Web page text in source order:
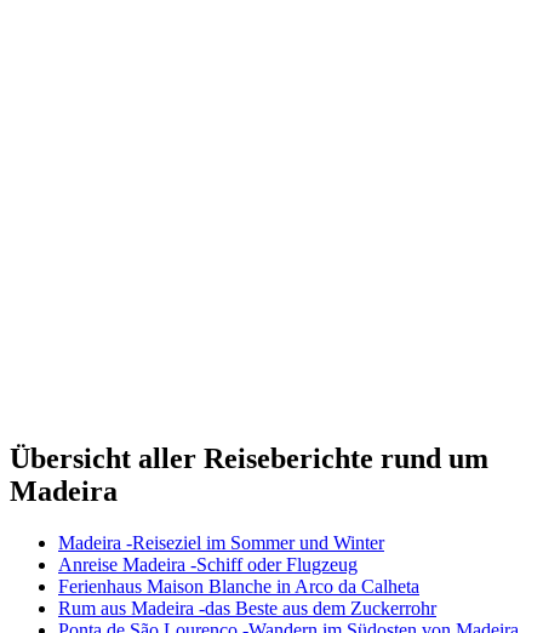
Übersicht aller Reiseberichte rund um
Madeira
Madeira -Reiseziel im Sommer und Winter
Anreise Madeira -Schiff oder Flugzeug
Ferienhaus Maison Blanche in Arco da Calheta
Rum aus Madeira -das Beste aus dem Zuckerrohr